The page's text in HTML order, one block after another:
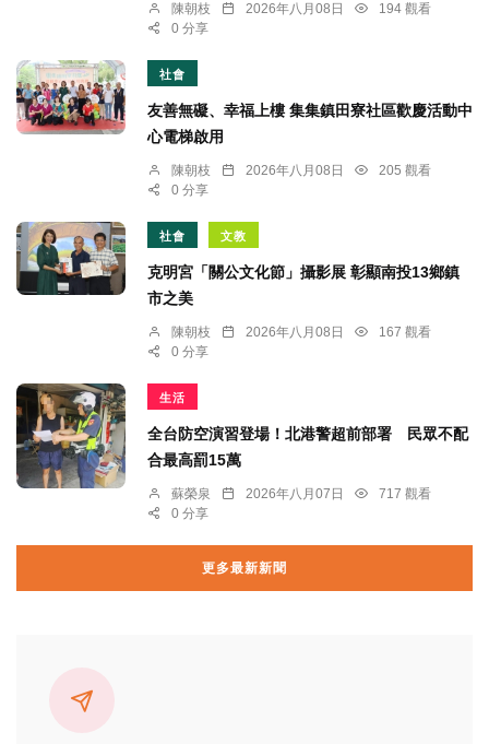
陳朝枝 2026年八月08日
194 觀看
0 分享
社會
友善無礙、幸福上樓 集集鎮田寮社區歡慶活動中
心電梯啟用
陳朝枝 2026年八月08日
205 觀看
0 分享
社會 文教
克明宮「關公文化節」攝影展 彰顯南投13鄉鎮
市之美
陳朝枝 2026年八月08日
167 觀看
0 分享
生活
全台防空演習登場！北港警超前部署 民眾不配
合最高罰15萬
蘇榮泉 2026年八月07日
717 觀看
0 分享
更多最新新聞